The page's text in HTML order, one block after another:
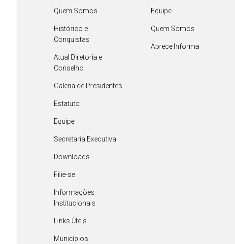
Quem Somos
Histórico e
Conquistas
Atual Diretoria e
Conselho
Galeria de Presidentes
Estatuto
Equipe
Secretaria Executiva
Downloads
Filie-se
Informações
Institucionais
Links Úteis
Municípios
Equipe
Quem Somos
Aprece Informa